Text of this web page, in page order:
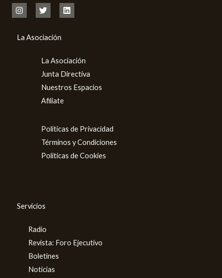
La Asociación
La Asociación
Junta Directiva
Nuestros Espacios
Afiliate
Políticas de Privacidad
Términos y Condiciones
Políticas de Cookies
Servicios
Radio
Revista: Foro Ejecutivo
Boletines
Noticias